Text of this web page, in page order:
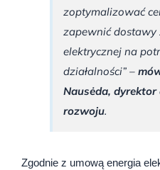
zoptymalizować
zapewnić dostawy
elektrycznej na
działalności” –
Nausėda,
rozwoju.
Zgodnie z umową energia